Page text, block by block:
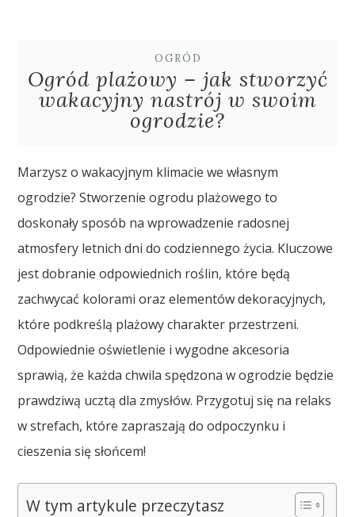
OGRÓD
Ogród plażowy – jak stworzyć
wakacyjny nastrój w swoim
ogrodzie?
Marzysz o wakacyjnym klimacie we własnym
ogrodzie? Stworzenie ogrodu plażowego to
doskonały sposób na wprowadzenie radosnej
atmosfery letnich dni do codziennego życia. Kluczowe
jest dobranie odpowiednich roślin, które będą
zachwycać kolorami oraz elementów dekoracyjnych,
które podkreślą plażowy charakter przestrzeni.
Odpowiednie oświetlenie i wygodne akcesoria
sprawią, że każda chwila spędzona w ogrodzie będzie
prawdziwą ucztą dla zmysłów. Przygotuj się na relaks
w strefach, które zapraszają do odpoczynku i
cieszenia się słońcem!
W tym artykule przeczytasz